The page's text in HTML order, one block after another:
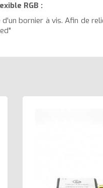
RGB :
bornier à vis. Afin de